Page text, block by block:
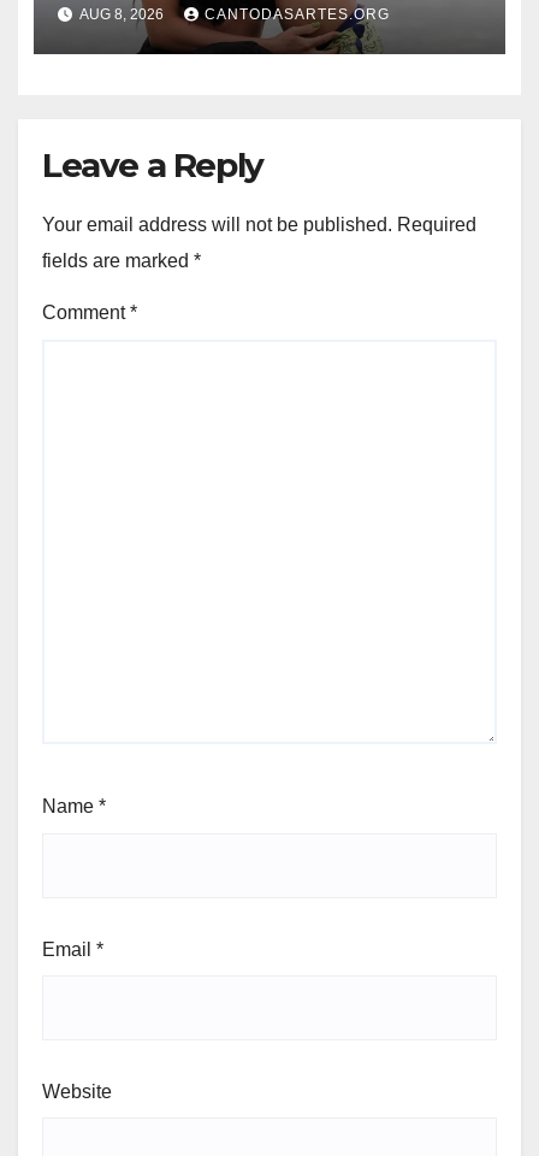
tratado como um rei”
AUG 8, 2026 CANTODASARTES.ORG
Leave a Reply
Your email address will not be published. Required
fields are marked *
Comment*
Name *
Email *
Website